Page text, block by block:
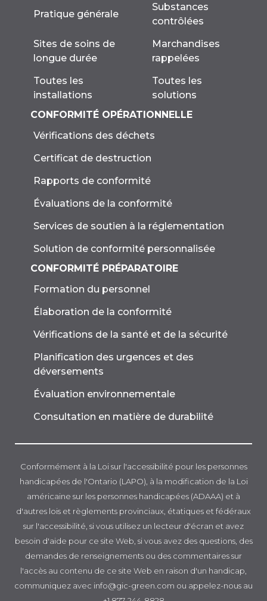
Pratique générale
Sites de soins de
longue durée
Toutes les
installations
Substances
contrôlées
Marchandises
rappelées
Toutes les
solutions
CONFORMITÉ OPÉRATIONNELLE
Vérifications des déchets
Certificat de destruction
Rapports de conformité
Évaluations de la conformité
Services de soutien à la réglementation
Solution de conformité personnalisée
CONFORMITÉ PRÉPARATOIRE
Formation du personnel
Élaboration de la conformité
Vérifications de la santé et de la sécurité
Planification des urgences et des
déversements
Évaluation environnementale
Consultation en matière de durabilité
Conformément à la Loi sur l'accessibilité pour les personnes
handicapées de l'Ontario (LAPO), à la modification de la Loi
américaine sur les personnes handicapées (ADAAA) et à
d'autres lois et règlements provinciaux, étatiques et fédéraux
sur l'accessibilité, si vous utilisez un lecteur d'écran et avez
besoin d'aide pour ce site Web, si vous avez des questions, des
demandes de renseignements ou des commentaires sur
l'accès au contenu de ce site Web en raison d'un handicap,
communiquez avec info@gic-green.com ou appelez-nous au